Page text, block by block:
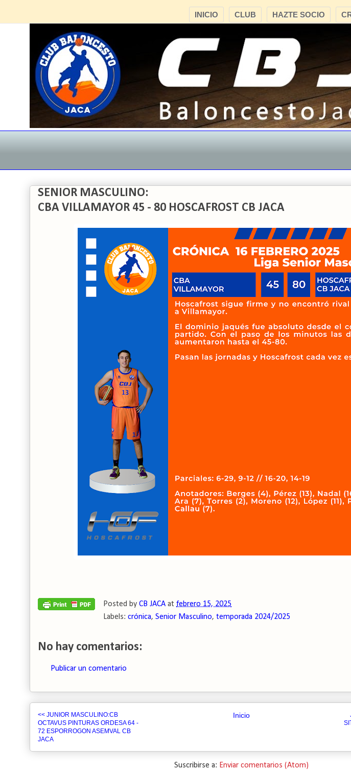
HAZTE SOCIO
CLUB
INICIO
SENIOR MASCULINO:
CBA VILLAMAYOR 45 - 80 HOSCAFROST CB JACA
Posted by CB JACA at febrero 15, 2025
Labels: crónica, Senior Masculino, temporada 2024/2025
No hay comentarios:
Publicar un comentario
<< JUNIOR MASCULINO:CB
OCTAVUS PINTURAS ORDESA 64 -
72 ESPORROGON ASEMVAL CB
JACA
Inicio
Suscribirse a: Enviar comentarios (Atom)